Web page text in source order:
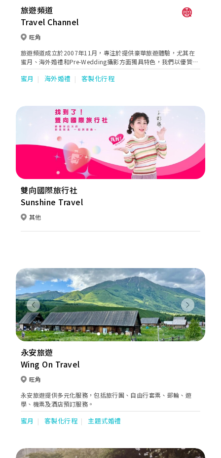
transform your vision into reality. Whether you dream of a
romantic ceremony on the sand, an intimate celebration on a
private ocean-view pier, or an elegant gathering on our lush
tropical lawn, every venue offers exclusive use and panoramic
sunset views overlooking Patong Bay. The result is a truly
magical setting for an unforgettable destination wedding in
Phuket, Thailand.
旅遊頻道
Travel Channel
旺角
旅遊頻道成立於2007年11月，專注於提供豪華旅遊體驗，尤其在
蜜月、海外婚禮和Pre-Wedding攝影方面獨具特色，我們以優質的
服務獲得了客戶的高度評價。我們致力於提供高品質且一站式多元
化的蜜月旅遊服務，專注於提供豪華馬爾代夫、希臘、土耳其、非
讓您享受難忘又甜蜜的旅程。
蜜月 海外婚禮 客製化行程
雙向國際旅行社
Sunshine Travel
其他
Previous Next
永安旅遊
Wing On Travel
旺角
永安旅遊提供多元化服務，包括旅行團、自由行套票、郵輪、遊
學、機票及酒店預訂服務。
蜜月 客製化行程 主題式婚禮